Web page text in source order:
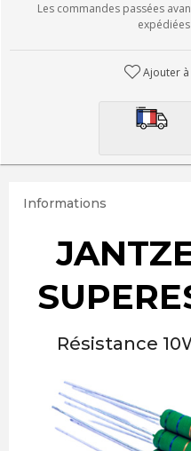
Les commandes passées
Ajouter
Informations
Résistance